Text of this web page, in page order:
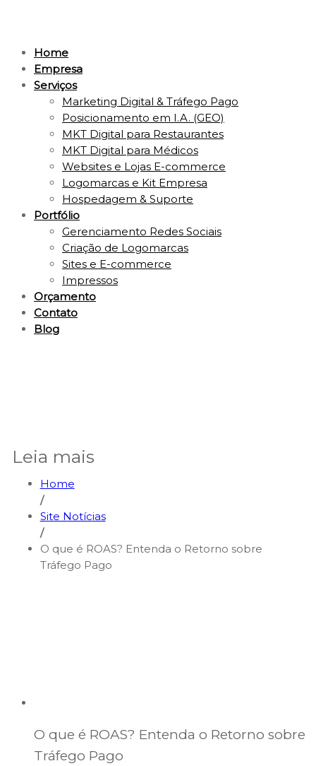
Home
Empresa
Serviços
Marketing Digital & Tráfego Pago
Posicionamento em I.A. (GEO)
MKT Digital para Restaurantes
MKT Digital para Médicos
Websites e Lojas E-commerce
Logomarcas e Kit Empresa
Hospedagem & Suporte
Portfólio
Gerenciamento Redes Sociais
Criação de Logomarcas
Sites e E-commerce
Impressos
Orçamento
Contato
Blog
Leia mais
Home
/
Site Notícias
/
O que é ROAS? Entenda o Retorno sobre
Tráfego Pago
O que é ROAS? Entenda o Retorno sobre
Tráfego Pago